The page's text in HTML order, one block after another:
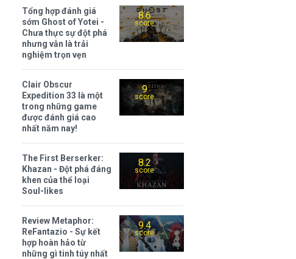
8.6
score
Tổng hợp đánh giá
sớm Ghost of Yotei -
Chưa thực sự đột phá
nhưng vẫn là trải
nghiệm trọn vẹn
9
score
Clair Obscur
Expedition 33 là một
trong những game
được đánh giá cao
nhất năm nay!
8.2
score
The First Berserker:
Khazan - Đột phá đáng
khen của thể loại
Soul-likes
9.4
score
Review Metaphor:
ReFantazio - Sự kết
hợp hoàn hảo từ
những gì tinh túy nhất